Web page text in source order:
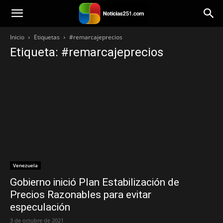
Noticias251
Inicio Etiquetas #remarcajeprecios
Etiqueta: #remarcajeprecios
Venezuela
Gobierno inició Plan Estabilización de
Precios Razonables para evitar
especulación
3 de octubre de 2021